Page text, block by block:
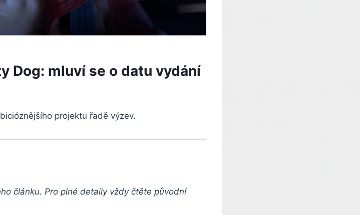
Dog: mluví se o datu vydání
projektu řadě výzev.
článku. Pro plné detaily vždy čtěte původní